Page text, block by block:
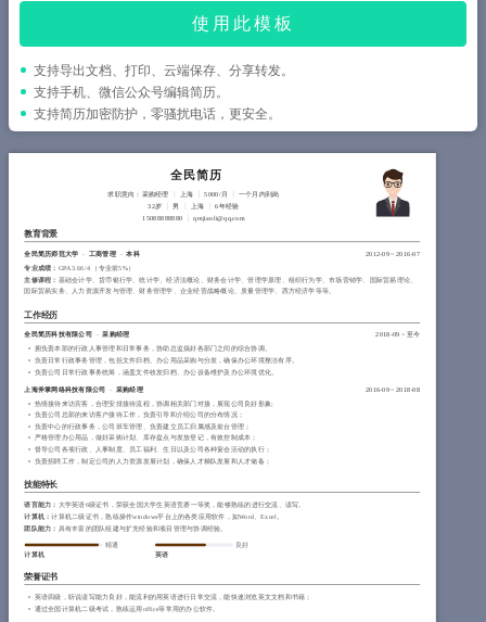
简历教程
登录 / 注册
使用此模板
支持导出文档、打印、云端保存、分享转发。
支持手机、微信公众号编辑简历。
支持简历加密防护，零骚扰电话，更安全。
全民简历
求职意向：采购经理 上海 5000/月 一个月内到岗
32岁 男 上海 6年经验
15088888880 qmjianli@qq.com
教育背景
全民简历师范大学 - 工商管理 - 本科 2012-09~ 2016-07
专业成绩： GPA 3.66/4 （专业前5%）
主修课程： 基础会计学、货币银行学、统计学、经济法概论、财务会计学、管理学原理、组织行为学、市场营销学、国际贸易理论、
国际贸易实务、人力资源开发与管理、财务管理学、企业经营战略概论、质量管理学、西方经济学等等。
工作经历
全民简历科技有限公司 - 采购经理 2018-09 ~ 至今
拥负责本部的行政人事管理和日常事务，协助总监搞好各部门之间的综合协调。
负责日常行政事务管理，包括文件归档、办公用品采购与分发，确保办公环境整洁有序。
负责公司日常行政事务统筹，涵盖文件收发归档、办公设备维护及办公环境优化。
上海斧掌网络科技有限公司 - 采购经理 2016-09~ 2018-08
热情接待来访宾客，合理安排接待流程，协调相关部门对接，展现公司良好形象;
负责公司总部的来访客户接待工作，负责引导和介绍公司的分布情况；
负责中心的行政事务，公司班车管理、负责建立员工归属感及前台管理；
严格管理办公用品，做好采购计划、库存盘点与发放登记，有效控制成本；
督导公司各项行政、人事制度、员工福利、生日以及公司各种宴会活动的执行；
负责招聘工作，制定公司的人力资源发展计划，确保人才梯队发展和人才储备；
技能特长
语言能力： 大学英语6级证书，荣获全国大学生英语竞赛一等奖，能够熟练的进行交流、读写。
计算机：计算机二级证书，熟练操作windows平台上的各类应用软件，如Word、Excel。
团队能力： 具有丰富的团队组建与扩充经验和项目管理与协调经验。
计算机
精通
英语
良好
荣誉证书
英语四级，听说读写能力良好，能流利的用英语进行日常交流，能快速浏览英文文档和书籍；
通过全国计算机二级考试，熟练运用office等常用的办公软件。